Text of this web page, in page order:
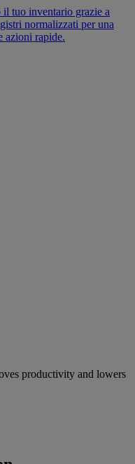
il tuo inventario grazie a
normalizzati per una
azioni rapide.
productivity and lowers